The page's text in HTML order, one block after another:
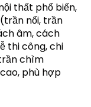
thất phổ biến,
nổi, trần
âm, cách
thi công, chi
chìm
phù hợp